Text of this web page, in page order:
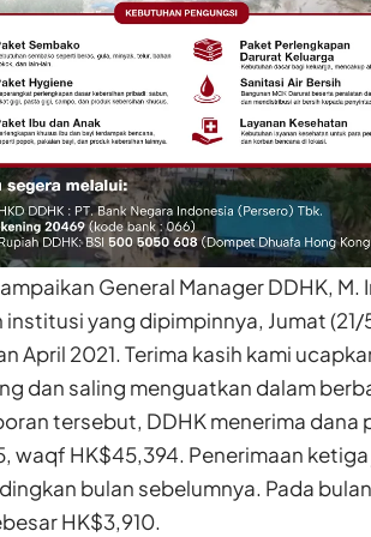
General Manager DDHK,
yang dipimpinnya, Jumat
April 2021. Terima kasih kami
dan saling menguatkan dalam
tersebut, DDHK menerima dana
waqf HK$45,394. Penerimaan
bulan sebelumnya. Pada
HK$3,910.